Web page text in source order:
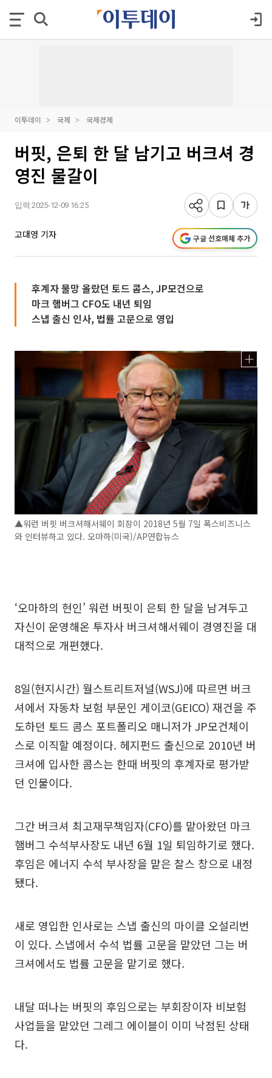
이투데이 국제 국제경제
버핏, 은퇴 한 달 남기고 버크셔 경
영진 물갈이
입력 2025-12-09 16:25
고대영 기자 구글 선호매체 추가
후계자 물망 올랐던 토드 콤스, JP모건으로
마크 햄버그 CFO도 내년 퇴임
스냅 출신 인사, 법률 고문으로 영입
▲워런 버핏 버크셔해서웨이 회장이 2018년 5월 7일 폭스비즈니스
와 인터뷰하고 있다. 오마하(미국)/AP연합뉴스
‘오마하의 현인’ 워런 버핏이 은퇴 한 달을 남겨두고
자신이 운영해온 투자사 버크셔해서웨이 경영진을 대
대적으로 개편했다.
8일(현지시간) 월스트리트저널(WSJ)에 따르면 버크
셔에서 자동차 보험 부문인 게이코(GEICO) 재건을 주
도하던 토드 콤스 포트폴리오 매니저가 JP모건체이
스로 이직할 예정이다. 헤지펀드 출신으로 2010년 버
크셔에 입사한 콤스는 한때 버핏의 후계자로 평가받
던 인물이다.
그간 버크셔 최고재무책임자(CFO)를 맡아왔던 마크
햄버그 수석부사장도 내년 6월 1일 퇴임하기로 했다.
후임은 에너지 수석 부사장을 맡은 찰스 창으로 내정
됐다.
새로 영입한 인사로는 스냅 출신의 마이클 오설리번
이 있다. 스냅에서 수석 법률 고문을 맡았던 그는 버
크셔에서도 법률 고문을 맡기로 했다.
내달 떠나는 버핏의 후임으로는 부회장이자 비보험
사업들을 맡았던 그레그 에이블이 이미 낙점된 상태
다.